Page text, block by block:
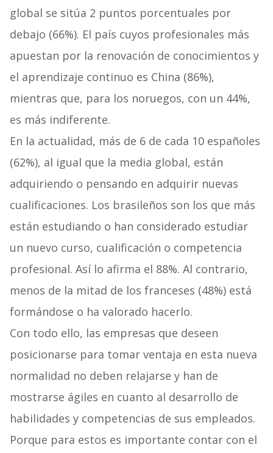
global se sitúa 2 puntos porcentuales por
debajo (66%). El país cuyos profesionales más
apuestan por la renovación de conocimientos y
el aprendizaje continuo es China (86%),
mientras que, para los noruegos, con un 44%,
es más indiferente.
En la actualidad, más de 6 de cada 10 españoles
(62%), al igual que la media global, están
adquiriendo o pensando en adquirir nuevas
cualificaciones. Los brasileños son los que más
están estudiando o han considerado estudiar
un nuevo curso, cualificación o competencia
profesional. Así lo afirma el 88%. Al contrario,
menos de la mitad de los franceses (48%) está
formándose o ha valorado hacerlo.
Con todo ello, las empresas que deseen
posicionarse para tomar ventaja en esta nueva
normalidad no deben relajarse y han de
mostrarse ágiles en cuanto al desarrollo de
habilidades y competencias de sus empleados.
Porque para estos es importante contar con el